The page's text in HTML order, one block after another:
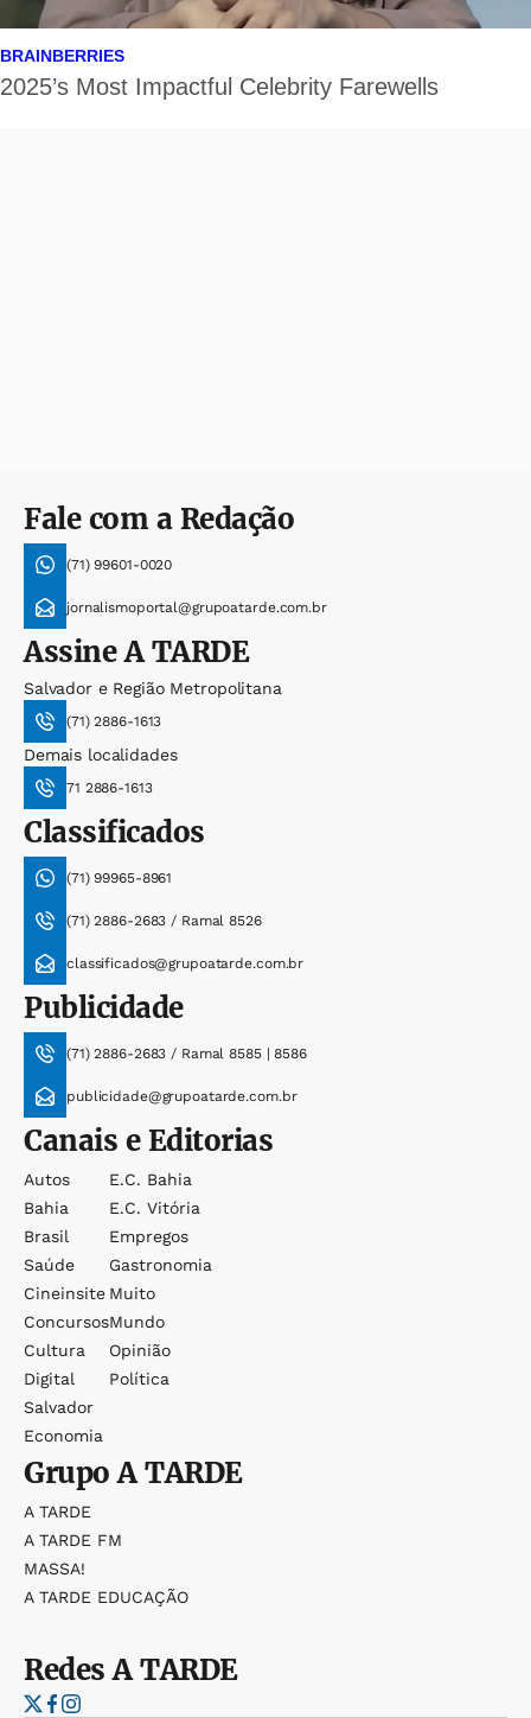
Fale com a Redação
(71) 99601-0020
jornalismoportal@grupoatarde.com.br
AssineA TARDE
Salvador e Região Metropolitana
(71) 2886-1613
Demais localidades
71 2886-1613
Classificados
(71) 99965-8961
(71) 2886-2683 / Ramal 8526
classificados@grupoatarde.com.br
Publicidade
(71) 2886-2683 / Ramal 8585 | 8586
publicidade@grupoatarde.com.br
Canais e Editorias
Autos
Bahia
Brasil
Saúde
Cineinsite
Concursos
Cultura
Digital
Salvador
Economia
E.c. Bahia
E.c. Vitória
Empregos
Gastronomia
Muito
Mundo
Opinião
Política
GrupoA TARDE
A TARDE
A TARDE FM
MASSA!
A TARDE EDUCAÇÃO
RedesA TARDE